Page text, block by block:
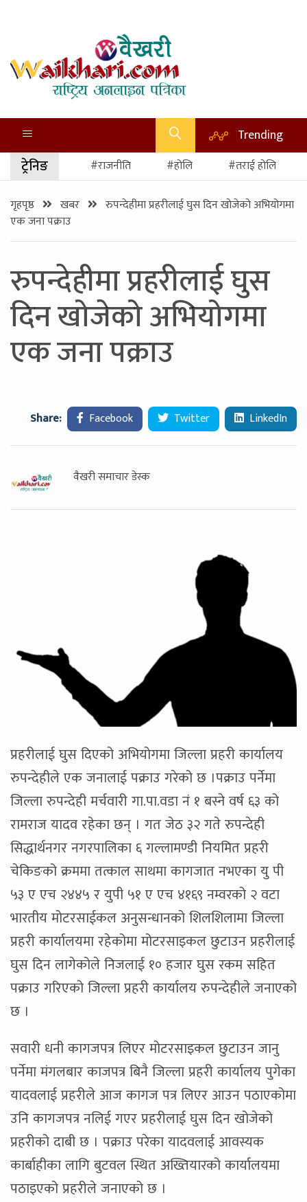
Trending
ट्रेनिङ #राजनीति #होलि #तराई होलि
गृहपृष्ठ खबर
रुपन्देहीमा प्रहरीलाई घुस दिन खोजेको अभियोगमा
एक जना पक्राउ
रुपन्देहीमा प्रहरीलाई घुस
दिन खोजेको अभियोगमा
एक जना पक्राउ
Share: Facebook Twitter LinkedIn
वैखरी समाचार डेस्क
प्रहरीलाई घुस दिएको अभियोगमा जिल्ला प्रहरी कार्यालय
रुपन्देहीले एक जनालाई पक्राउ गरेको छ ।पक्राउ पर्नेमा
जिल्ला रुपन्देही मर्चवारी गा.पा.वडा नं १ बस्ने वर्ष ६३ को
रामराज यादव रहेका छन् । गत जेठ ३२ गते रुपन्देही
सिद्धार्थनगर नगरपालिका ६ गल्लामण्डी नियमित प्रहरी
चेकिङको क्रममा तत्काल साथमा कागजात नभएका यु पी
५३ ए एच २४४५ र युपी ५१ ए एच ४१६९ नम्वरको २ वटा
भारतीय मोटरसाईकल अनुसन्धानको शिलशिलामा जिल्ला
प्रहरी कार्यालयमा रहेकोमा मोटरसाइकल छुटाउन प्रहरीलाई
घुस दिन लागेकोले निजलाई १० हजार घुस रकम सहित
पक्राउ गरिएको जिल्ला प्रहरी कार्यालय रुपन्देहीले जनाएको
छ ।
सवारी धनी कागजपत्र लिएर मोटरसाइकल छुटाउन जानु
पर्नेमा मंगलबार काजपत्र बिनै जिल्ला प्रहरी कार्यालय पुगेका
यादवलाई प्रहरीले आज कागज पत्र लिएर आउन पठाएकोमा
उनि कागजपत्र नलिई गएर प्रहरीलाई घुस दिन खोजेको
प्रहरीको दाबी छ । पक्राउ परेका यादवलाई आवस्यक
कार्बाहीका लागि बुटवल स्थित अख्तियारको कार्यालयमा
पठाइएको प्रहरीले जनाएको छ ।